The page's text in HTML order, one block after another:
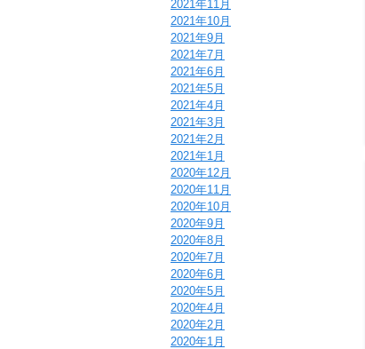
2021年11月
2021年10月
2021年9月
2021年7月
2021年6月
2021年5月
2021年4月
2021年3月
2021年2月
2021年1月
2020年12月
2020年11月
2020年10月
2020年9月
2020年8月
2020年7月
2020年6月
2020年5月
2020年4月
2020年2月
2020年1月